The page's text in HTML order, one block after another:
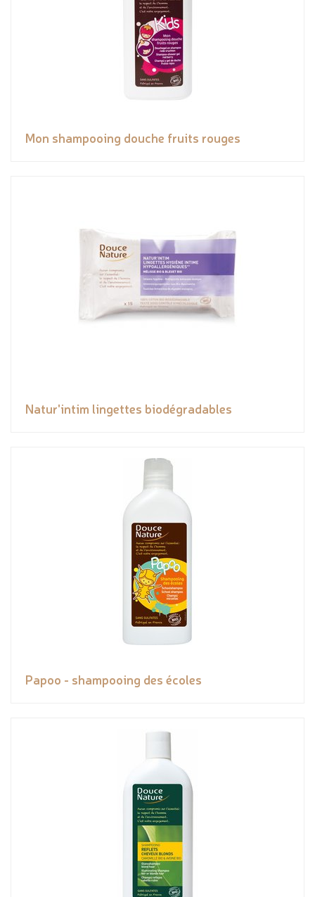
Mon shampooing douche fruits rouges
Natur'intim lingettes biodégradables
Papoo - shampooing des écoles